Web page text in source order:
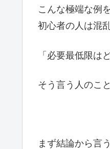
こんな極端な例
初心者の人は混
「必要最低限は
そう言う人のこ
まず結論から言